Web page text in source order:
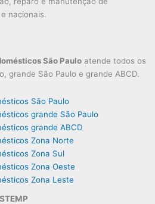
nacionais.
São Paulo atende todos os
grande São Paulo e grande ABCD.
São Paulo
grande São Paulo
grande ABCD
Zona Norte
Zona Sul
Zona Oeste
Zona Leste